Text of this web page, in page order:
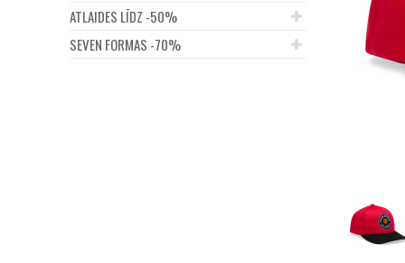
ATLAIDES LĪDZ -50%
SEVEN FORMAS -70%